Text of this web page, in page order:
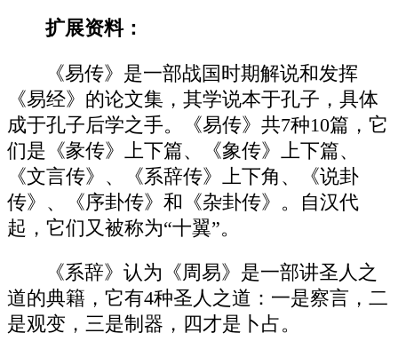
扩展资料：
《易传》是一部战国时期解说和发挥
《易经》的论文集，其学说本于孔子，具体
成于孔子后学之手。《易传》共7种10篇，它
们是《彖传》上下篇、《象传》上下篇、
《文言传》、《系辞传》上下角、《说卦
传》、《序卦传》和《杂卦传》。自汉代
起，它们又被称为“十翼”。
《系辞》认为《周易》是一部讲圣人之
道的典籍，它有4种圣人之道：一是察言，二
是观变，三是制器，四才是卜占。